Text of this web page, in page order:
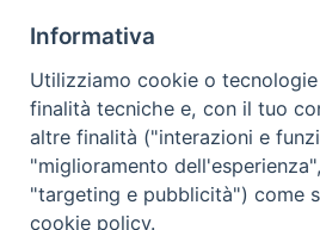
Redazione
Scrivici
Informativa
Utilizziamo cookie o
finalità tecniche e, con il tuo
altre finalità ("interazioni e
"miglioramento
"targeting e pubblicità") come
cookie policy.